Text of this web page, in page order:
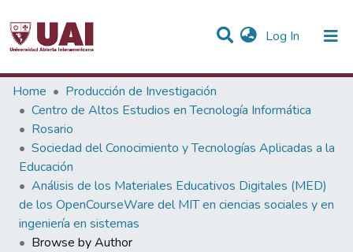
Log In (current)
Communities & Collections
All of DSpace
Home
Producción de Investigación
Centro de Altos Estudios en Tecnología Informática
Rosario
Sociedad del Conocimiento y Tecnologías Aplicadas a la
Educación
Análisis de los Materiales Educativos Digitales (MED)
de los OpenCourseWare del MIT en ciencias sociales y en
ingeniería en sistemas
Browse by Author